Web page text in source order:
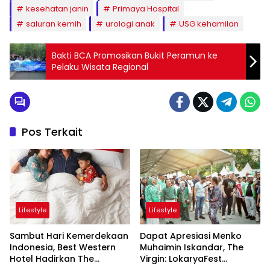
kesehatan janin
Primaya Hospital
saluran kemih
urologi anak USG kehamilan
Bakti BCA Promosikan Bukit Peramun ke
Pelaku Wisata Regional
Pos Terkait
Lifestyle
Sambut Hari Kemerdekaan
Indonesia, Best Western
Hotel Hadirkan The
Lifestyle
Dapat Apresiasi Menko
Muhaimin Iskandar, The
Virgin: LokaryaFest